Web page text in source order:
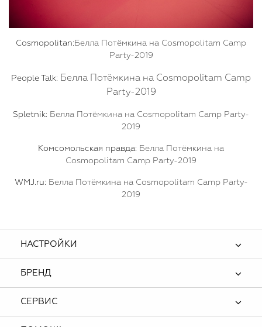
Cosmopolitan: Белла Потёмкина на Cosmopolitam Camp
Party-2019
People Talk: Белла Потёмкина на Cosmopolitam Camp
Party-2019
Spletnik: Белла Потёмкина на Cosmopolitam Camp Party-
2019
Комсомольская правда: Белла Потёмкина на
Cosmopolitam Camp Party-2019
WMJ.ru: Белла Потёмкина на Cosmopolitam Camp Party-
2019
НАСТРОЙКИ
БРЕНД
СЕРВИС